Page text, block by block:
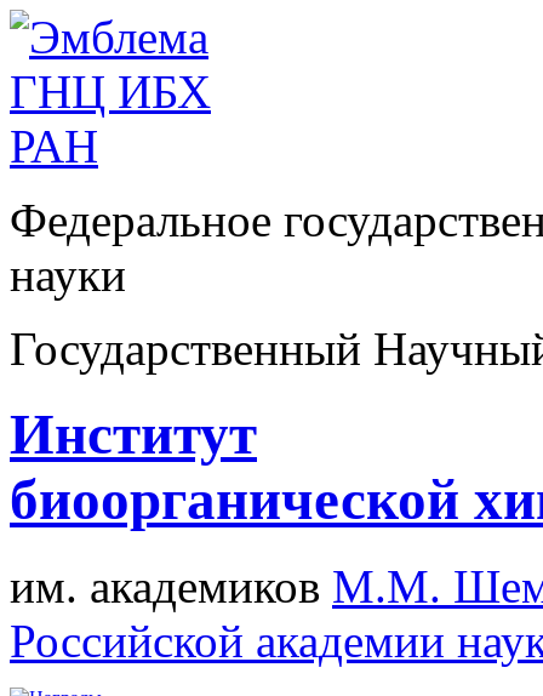
Федеральное
науки
Государственный
Институт
биоорганической
им. академиков М.М.
Российской академии